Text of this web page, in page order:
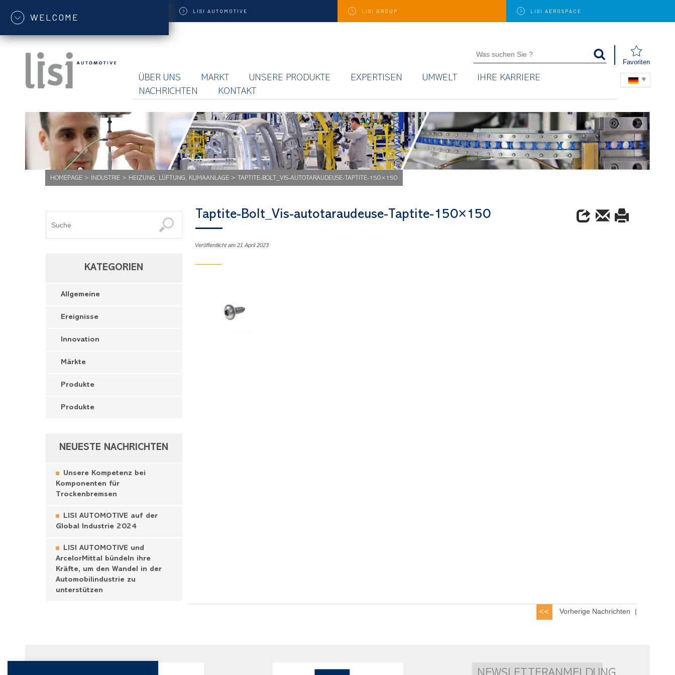
WELCOME
LISI AUTOMOTIVE LISI GROUP LISI AEROSPACE
Favoriten
ÜBER UNS MARKT UNSERE PRODUKTE EXPERTISEN UMWELT
IHRE KARRIERE
NACHRICHTEN
KONTAKT
HOMEPAGE> INDUSTRIE> HEIZUNG, LÜFTUNG, KLIMAANLAGE> TAPTITE-BOLT_VIS-AUTOTARAUDEUSE-TAPTITE-150×150
KATEGORIEN
Allgemeine
Ereignisse
Innovation
Märkte
Produkte
Produkte
NEUESTE NACHRICHTEN
Unsere Kompetenz bei
Komponenten für
Trockenbremsen
LISI AUTOMOTIVE auf der
Global Industrie 2024
LISI AUTOMOTIVE und
ArcelorMittal bündeln ihre
Kräfte, um den Wandel in der
Automobilindustrie zu
unterstützen
Taptite-Bolt_Vis-autotaraudeuse-Taptite-150×150
Veröffentlicht am 21 April 2023
Vorherige Nachrichten |